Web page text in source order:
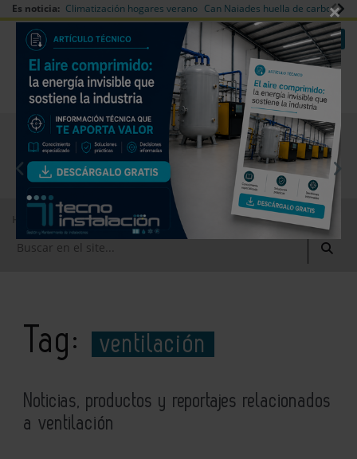
Es noticia: Climatización hogares verano Can Naiades huella de carbono
Redes Sociales Es noticia Login empresas Registro
EMPRESAS PREMIUM
ventilación
Tag: ventilación
Noticias, productos y reportajes relacionados
a ventilación
×